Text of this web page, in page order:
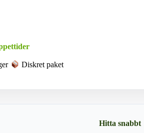
Diskret paket
Hitta snabbt